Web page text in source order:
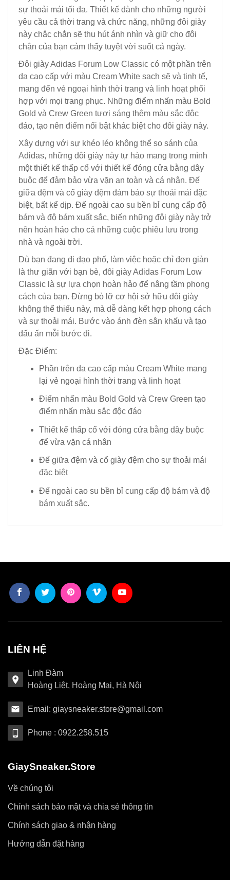
sự thoải mái tối đa. Thiết kế dành cho những người
yêu cầu cả thời trang và chức năng, những đôi giày
này chắc chắn sẽ thu hút ánh nhìn và giữ cho đôi
chân của bạn cảm thấy tuyệt vời suốt cả ngày.
Đôi giày Adidas Forum Low Classic có một phần trên
da cao cấp với màu Cream White sạch sẽ và tinh tế,
mang đến vẻ ngoại hình thời trang và linh hoạt phối
hợp với mọi trang phục. Những điểm nhấn màu Bold
Gold và Crew Green tươi sáng thêm màu sắc độc
đáo, tạo nên điểm nổi bật khác biệt cho đôi giày này.
Xây dựng với sự khéo léo không thể so sánh của
Adidas, những đôi giày này tự hào mang trong mình
một thiết kế thấp cổ với thiết kế đóng cửa bằng dây
buộc để đảm bảo vừa vặn an toàn và cá nhân. Đế
giữa đệm và cổ giày đệm đảm bảo sự thoải mái đặc
biệt, bất kể dịp. Đế ngoài cao su bền bỉ cung cấp độ
bám và độ bám xuất sắc, biến những đôi giày này trở
nên hoàn hảo cho cả những cuộc phiêu lưu trong
nhà và ngoài trời.
Dù bạn đang đi dạo phố, làm việc hoặc chỉ đơn giản
là thư giãn với bạn bè, đôi giày Adidas Forum Low
Classic là sự lựa chọn hoàn hảo để nâng tầm phong
cách của bạn. Đừng bỏ lỡ cơ hội sở hữu đôi giày
không thể thiếu này, mà dễ dàng kết hợp phong cách
và sự thoải mái. Bước vào ánh đèn sân khấu và tạo
dấu ấn mỗi bước đi.
Đặc Điểm:
Phần trên da cao cấp màu Cream White mang
lại vẻ ngoại hình thời trang và linh hoạt
Điểm nhấn màu Bold Gold và Crew Green tạo
điểm nhấn màu sắc độc đáo
Thiết kế thấp cổ với đóng cửa bằng dây buộc
để vừa vặn cá nhân
Đế giữa đệm và cổ giày đệm cho sự thoải mái
đặc biệt
Đế ngoài cao su bền bỉ cung cấp độ bám và độ
bám xuất sắc.
LIÊN HỆ
Linh Đàm
Hoàng Liệt, Hoàng Mai, Hà Nội
Email: giaysneaker.store@gmail.com
Phone : 0922.258.515
GiaySneaker.Store
Về chúng tôi
Chính sách bảo mật và chia sẻ thông tin
Chính sách giao & nhận hàng
Hướng dẫn đặt hàng